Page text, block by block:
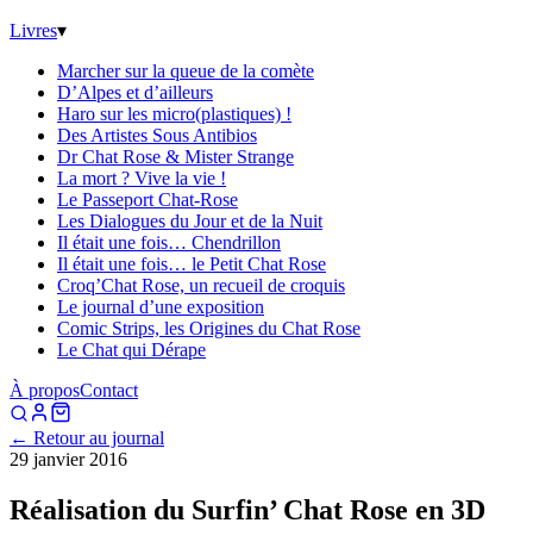
Livres▾
Marcher sur la queue de la comète
D’Alpes et d’ailleurs
Haro sur les micro(plastiques) !
Des Artistes Sous Antibios
Dr Chat Rose & Mister Strange
La mort ? Vive la vie !
Le Passeport Chat-Rose
Les Dialogues du Jour et de la Nuit
Il était une fois… Chendrillon
Il était une fois… le Petit Chat Rose
Croq’Chat Rose, un recueil de croquis
Le journal d’une exposition
Comic Strips, les Origines du Chat Rose
Le Chat qui Dérape
À proposContact
← Retour au journal
29 janvier 2016
Réalisation du Surfin’ Chat Rose en 3D